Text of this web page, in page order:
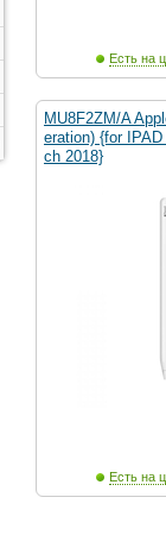
Есть на
MU8F2ZM/A
eration) {for
ch 2018}
Есть на